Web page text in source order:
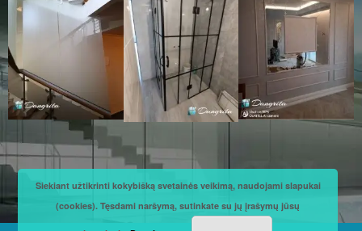
Siekiant užtikrinti kokybišką svetainės veikimą, naudojami slapukai
(cookies). Tęsdami naršymą, sutinkate su jų įrašymų jūsų